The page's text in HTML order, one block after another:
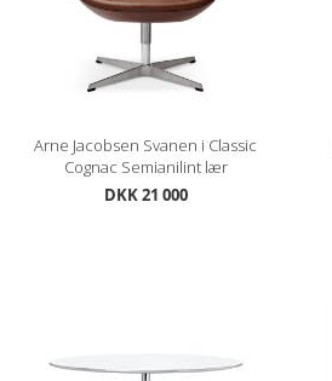
Arne Jacobsen Svanen i Classic
Cognac Semianilint lær
DKK 21 000